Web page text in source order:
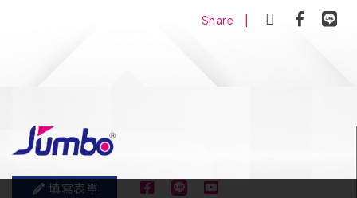
Share
填寫表單